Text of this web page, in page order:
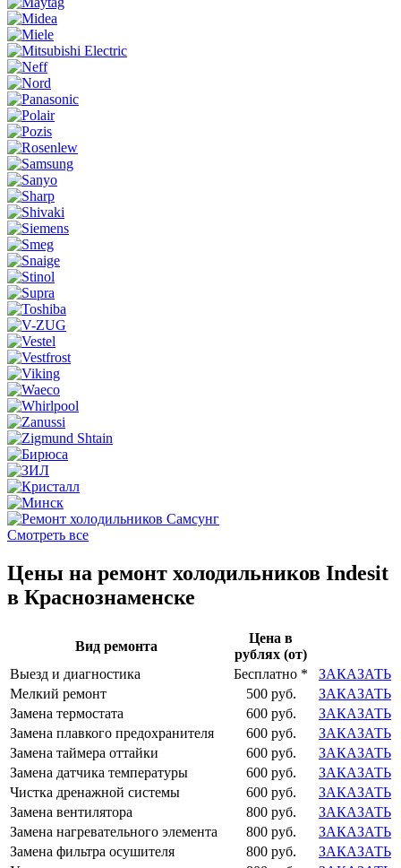
Смотреть все
Цены на ремонт холодильников Indesit
в Краснознаменске
Вид ремонта
Цена в
рублях (от)
Выезд и диагностика
Бесплатно *
ЗАКАЗАТЬ
Мелкий ремонт
500 руб.
ЗАКАЗАТЬ
Замена термостата
600 руб.
ЗАКАЗАТЬ
Замена плавкого предохранителя
600 руб.
ЗАКАЗАТЬ
Замена таймера оттайки
600 руб.
ЗАКАЗАТЬ
Замена датчика температуры
600 руб.
ЗАКАЗАТЬ
Чистка дренажной системы
600 руб.
ЗАКАЗАТЬ
Замена вентилятора
800 руб.
ЗАКАЗАТЬ
Замена нагревательного элемента
800 руб.
ЗАКАЗАТЬ
Замена фильтра осушителя
800 руб.
ЗАКАЗАТЬ